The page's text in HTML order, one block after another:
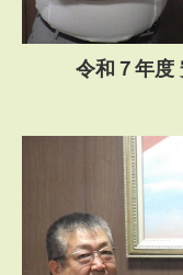
令和７年度